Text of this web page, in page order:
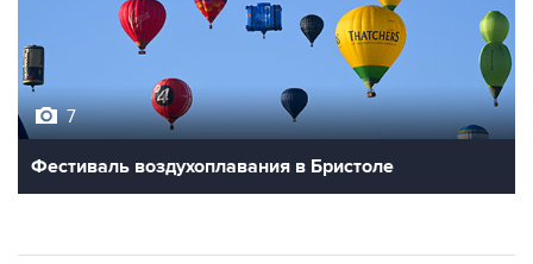
Фестиваль воздухоплавания в Бристоле